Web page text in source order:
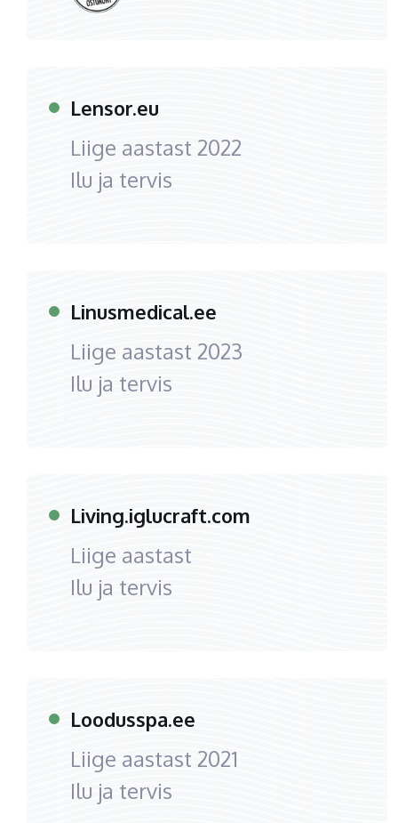
Lensor.eu
Liige aastast 2022
Ilu ja tervis
Linusmedical.ee
Liige aastast 2023
Ilu ja tervis
Living.iglucraft.com
Liige aastast
Ilu ja tervis
Loodusspa.ee
Liige aastast 2021
Ilu ja tervis